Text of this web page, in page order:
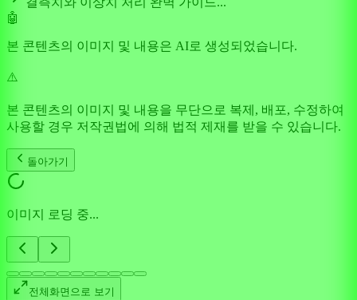
🤖
본 콘텐츠의 이미지 및 내용은 AI로 생성되었습니다.
⚠️
본 콘텐츠의 이미지 및 내용을 무단으로 복제, 배포, 수정하여
사용할 경우 저작권법에 의해 법적 제재를 받을 수 있습니다.
돌아가기
이미지 로딩 중...
전체화면으로 보기